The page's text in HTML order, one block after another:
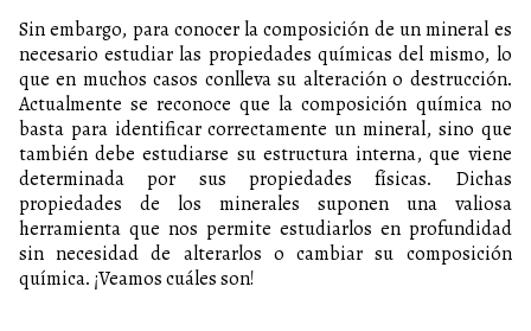
Sin embargo, para conocer la composición de un mineral es
necesario estudiar las propiedades químicas del mismo, lo
que en muchos casos conlleva su alteración o destrucción.
Actualmente se reconoce que la composición química no
basta para identificar correctamente un mineral, sino que
también debe estudiarse su estructura interna, que viene
determinada por sus propiedades físicas. Dichas
propiedades de los minerales suponen una valiosa
herramienta que nos permite estudiarlos en profundidad
sin necesidad de alterarlos o cambiar su composición
química. ¡Veamos cuáles son!